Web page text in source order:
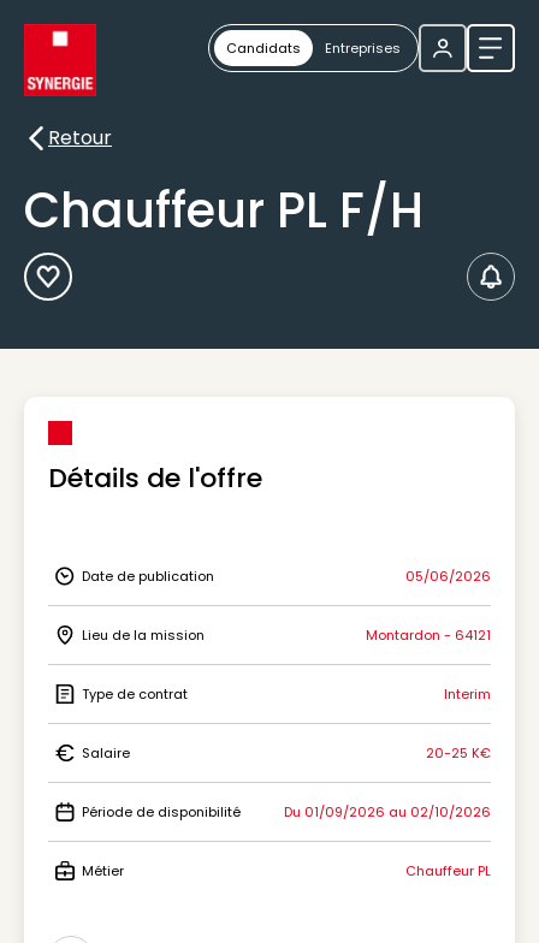
Candidats Entreprises
Retour
Retour
Chauffeur PL F/H
Ajouter aux Favoris
Détails de l'offre
Icon Date de publication
Date de publication 05/06/2026
Icon Lieu de la mission
Lieu de la mission Montardon - 64121
Icon Type de contrat
Type de contrat Interim
Icon Salaire
Salaire 20-25 K€
Icon Période de disponibilité
Période de disponibilité Du 01/09/2026 au 02/10/2026
Métier Chauffeur PL